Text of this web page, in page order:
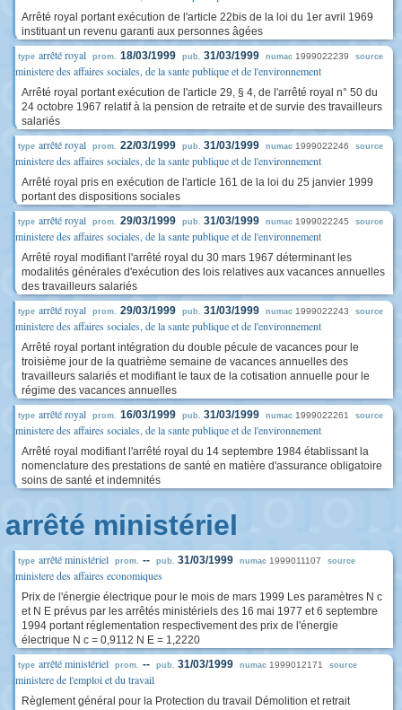
Arrêté royal portant exécution de l'article 22bis de la loi du 1er avril 1969
instituant un revenu garanti aux personnes âgées
type arrêté royal prom. 18/03/1999 pub. 31/03/1999 numac 1999022239 source
ministere des affaires sociales, de la sante publique et de l'environnement
Arrêté royal portant exécution de l'article 29, § 4, de l'arrêté royal n° 50 du
24 octobre 1967 relatif à la pension de retraite et de survie des travailleurs
salariés
type arrêté royal prom. 22/03/1999 pub. 31/03/1999 numac 1999022246 source
ministere des affaires sociales, de la sante publique et de l'environnement
Arrêté royal pris en exécution de l'article 161 de la loi du 25 janvier 1999
portant des dispositions sociales
type arrêté royal prom. 29/03/1999 pub. 31/03/1999 numac 1999022245 source
ministere des affaires sociales, de la sante publique et de l'environnement
Arrêté royal modifiant l'arrêté royal du 30 mars 1967 déterminant les
modalités générales d'exécution des lois relatives aux vacances annuelles
des travailleurs salariés
type arrêté royal prom. 29/03/1999 pub. 31/03/1999 numac 1999022243 source
ministere des affaires sociales, de la sante publique et de l'environnement
Arrêté royal portant intégration du double pécule de vacances pour le
troisième jour de la quatrième semaine de vacances annuelles des
travailleurs salariés et modifiant le taux de la cotisation annuelle pour le
régime des vacances annuelles
type arrêté royal prom. 16/03/1999 pub. 31/03/1999 numac 1999022261 source
ministere des affaires sociales, de la sante publique et de l'environnement
Arrêté royal modifiant l'arrêté royal du 14 septembre 1984 établissant la
nomenclature des prestations de santé en matière d'assurance obligatoire
soins de santé et indemnités
arrêté ministériel
type arrêté ministériel prom. -- pub. 31/03/1999 numac 1999011107 source
ministere des affaires economiques
Prix de l'énergie électrique pour le mois de mars 1999 Les paramètres N c
et N E prévus par les arrêtés ministériels des 16 mai 1977 et 6 septembre
1994 portant réglementation respectivement des prix de l'énergie
électrique N c = 0,9112 N E = 1,2220
type arrêté ministériel prom. -- pub. 31/03/1999 numac 1999012171 source
ministere de l'emploi et du travail
Règlement général pour la Protection du travail Démolition et retrait